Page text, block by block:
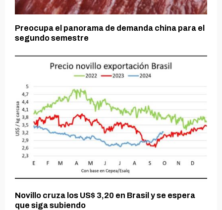
Preocupa el panorama de demanda china para el
segundo semestre
Novillo cruza los US$ 3,20 en Brasil y se espera
que siga subiendo